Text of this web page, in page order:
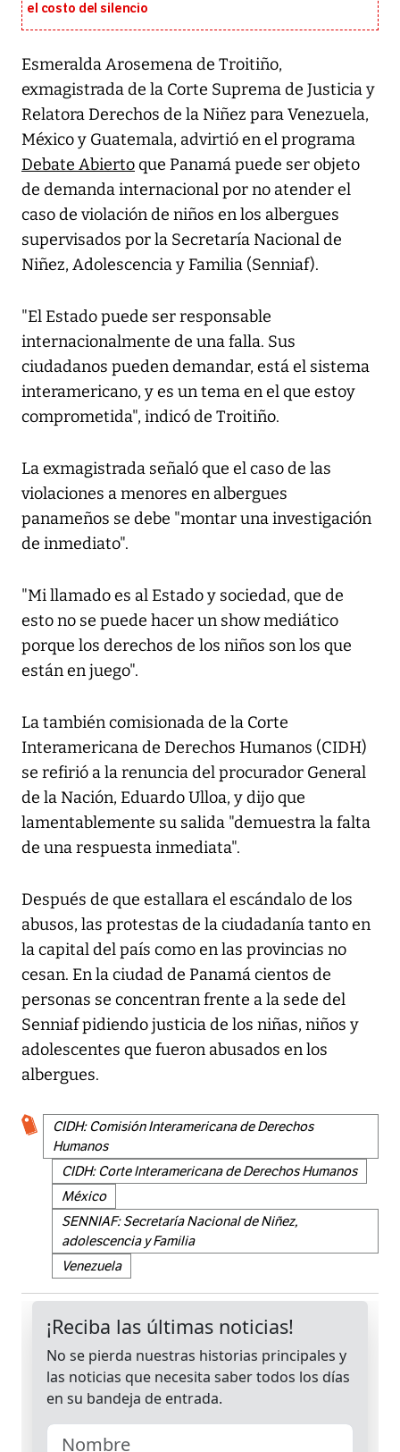
el costo del silencio
Esmeralda Arosemena de Troitiño,
exmagistrada de la Corte Suprema de Justicia y
Relatora Derechos de la Niñez para Venezuela,
México y Guatemala, advirtió en el programa
Debate Abiertoque Panamá puede ser objeto
de demanda internacional por no atender el
caso de violación de niños en los albergues
supervisados por la Secretaría Nacional de
Niñez, Adolescencia y Familia (Senniaf).
"El Estado puede ser responsable
internacionalmente de una falla. Sus
ciudadanos pueden demandar, está el sistema
interamericano, y es un tema en el que estoy
comprometida", indicó de Troitiño.
La exmagistrada señaló que el caso de las
violaciones a menores en albergues
panameños se debe "montar una investigación
de inmediato".
"Mi llamado es al Estado y sociedad, que de
esto no se puede hacer un show mediático
porque los derechos de los niños son los que
están en juego".
La también comisionada de la Corte
Interamericana de Derechos Humanos (CIDH)
se refirió a la renuncia del procurador General
de la Nación, Eduardo Ulloa, y dijo que
lamentablemente su salida "demuestra la falta
de una respuesta inmediata".
Después de que estallara el escándalo de los
abusos, las protestas de la ciudadanía tanto en
la capital del país como en las provincias no
cesan. En la ciudad de Panamá cientos de
personas se concentran frente a la sede del
Senniaf pidiendo justicia de los niñas, niños y
adolescentes que fueron abusados en los
albergues.
CIDH: Comisión Interamericana de Derechos
Humanos
CIDH: Corte Interamericana de Derechos Humanos
México
SENNIAF: Secretaría Nacional de Niñez,
adolescencia y Familia
Venezuela